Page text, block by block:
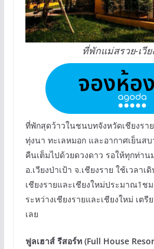
ที่พักแม่สรวย-เวีย
ที่พักสุดว้าวในชนบทจังหวัดเชียงรา
ทุ่งนา ทะเลหมอก และอากาศเย็นส
คืนเต็มไปด้วยดวงดาว รอให้ทุกท่า
อ.เวียงป่าเป้า จ.เชียงราย ใช้เวลาเ
เชียงรายและเชียงใหม่ประมาณ1ช
ระหว่างเชียงรายและเชียงใหม่ เต
เลย
ฟูลเฮาส์ รีสอร์ท (Full House